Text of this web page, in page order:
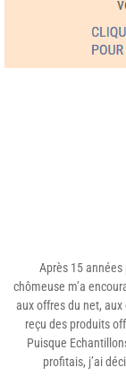
Après 15
chômeuse m’a
aux offres du net, aux
reçu des produits
Puisque
profitais, j’ai